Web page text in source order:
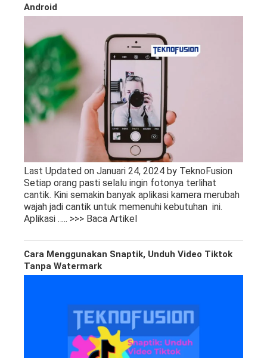
Android
Last Updated on Januari 24, 2024 by TeknoFusion
Setiap orang pasti selalu ingin fotonya terlihat
cantik. Kini semakin banyak aplikasi kamera merubah
wajah jadi cantik untuk memenuhi kebutuhan ini.
Aplikasi ….. >>> Baca Artikel
Cara Menggunakan Snaptik, Unduh Video Tiktok
Tanpa Watermark